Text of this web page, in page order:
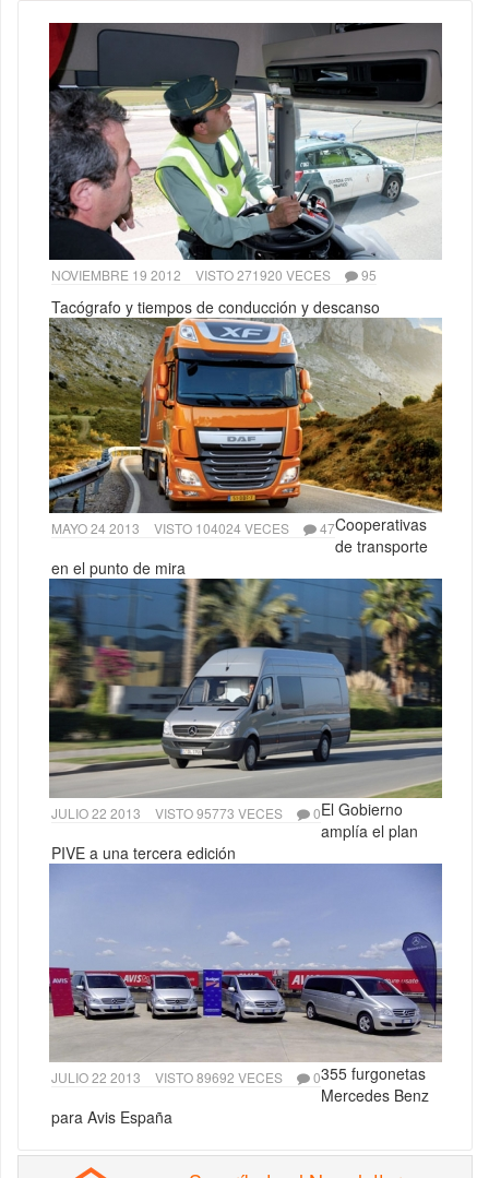
NOVIEMBRE 19 2012 VISTO 271920 VECES 95
Tacógrafo y tiempos de conducción y descanso
MAYO 24 2013 VISTO 104024 VECES 47Cooperativas
de transporte
en el punto de mira
JULIO 22 2013 VISTO 95773 VECES 0El Gobierno
amplía el plan
PIVE a una tercera edición
JULIO 22 2013 VISTO 89692 VECES 0355 furgonetas
Mercedes Benz
para Avis España